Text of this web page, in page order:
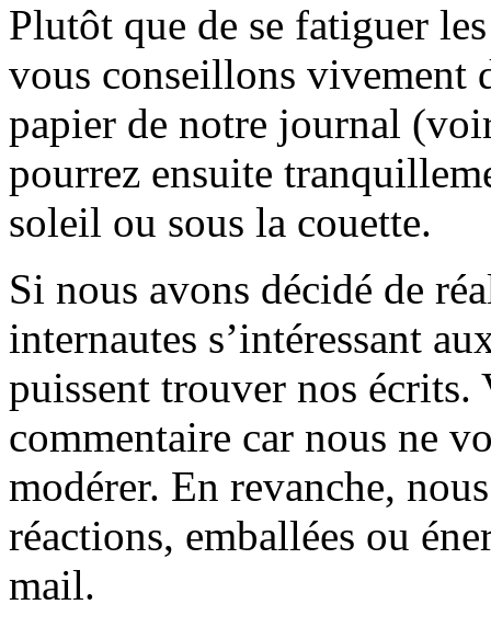
Plutôt que de se fatiguer
vous conseillons vivement
papier de notre journal
pourrez ensuite
soleil ou sous la couette.
Si nous avons décidé de
internautes s’intéressant
puissent trouver nos écrits.
commentaire car nous ne
modérer. En revanche,
réactions, emballées ou
mail.